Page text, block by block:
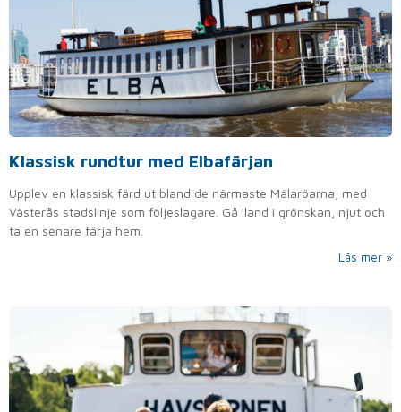
Klassisk rundtur med Elbafärjan
Upplev en klassisk färd ut bland de närmaste Mälaröarna, med
Västerås stadslinje som följeslagare. Gå iland i grönskan, njut och
ta en senare färja hem.
Läs mer